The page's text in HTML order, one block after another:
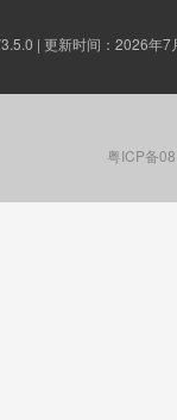
| 更新时间：2026年
粤ICP备